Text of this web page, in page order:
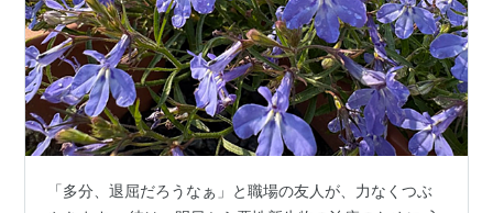
「多分、退屈だろうなぁ」と職場の友人が、力なくつぶ